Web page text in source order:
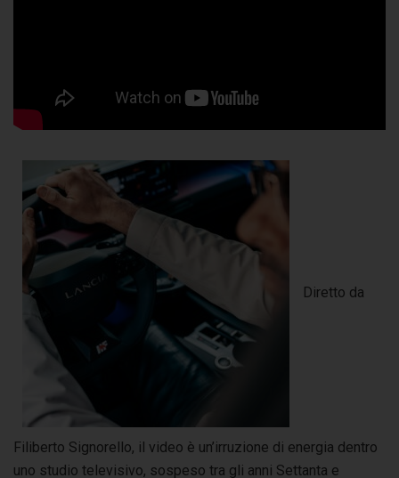
Diretto da
Filiberto Signorello, il video è un’irruzione di energia dentro
uno studio televisivo, sospeso tra gli anni Settanta e